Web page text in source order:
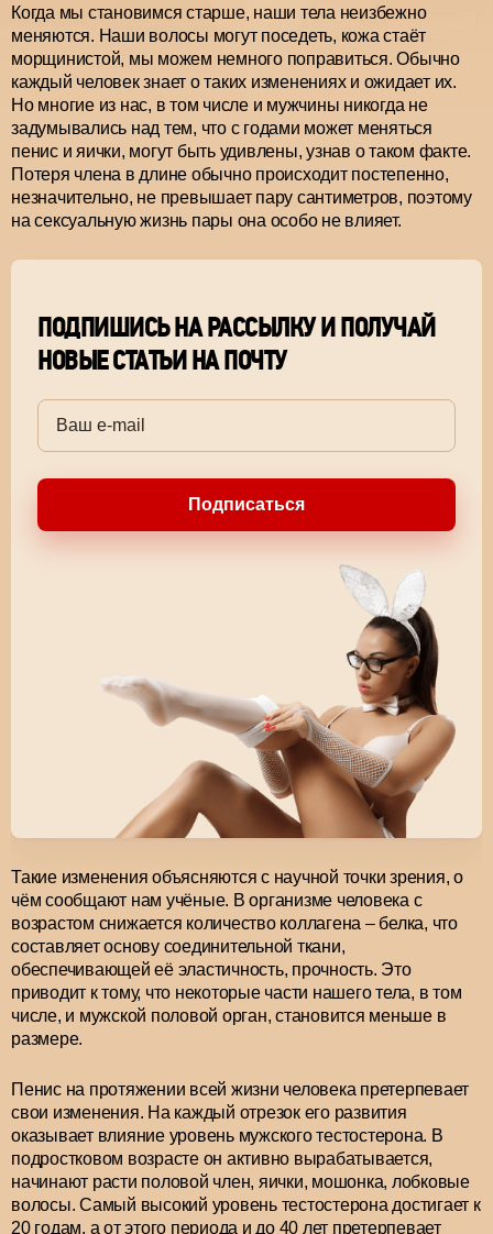
Когда мы становимся старше, наши тела неизбежно
меняются. Наши волосы могут поседеть, кожа стаёт
морщинистой, мы можем немного поправиться. Обычно
каждый человек знает о таких изменениях и ожидает их.
Но многие из нас, в том числе и мужчины никогда не
задумывались над тем, что с годами может меняться
пенис и яички, могут быть удивлены, узнав о таком факте.
Потеря члена в длине обычно происходит постепенно,
незначительно, не превышает пару сантиметров, поэтому
на сексуальную жизнь пары она особо не влияет.
ПОДПИШИСЬ НА РАССЫЛКУ И ПОЛУЧАЙ
НОВЫЕ СТАТЬИ НА ПОЧТУ
Подписаться
Такие изменения объясняются с научной точки зрения, о
чём сообщают нам учёные. В организме человека с
возрастом снижается количество коллагена – белка, что
составляет основу соединительной ткани,
обеспечивающей её эластичность, прочность. Это
приводит к тому, что некоторые части нашего тела, в том
числе, и мужской половой орган, становится меньше в
размере.
Пенис на протяжении всей жизни человека претерпевает
свои изменения. На каждый отрезок его развития
оказывает влияние уровень мужского тестостерона. В
подростковом возрасте он активно вырабатывается,
начинают расти половой член, яички, мошонка, лобковые
волосы. Самый высокий уровень тестостерона достигает к
20 годам, а от этого периода и до 40 лет претерпевает